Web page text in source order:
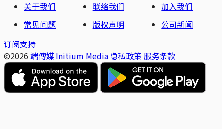
关于我们
联络我们
加入我们
常见问题
版权声明
公司新闻
订阅支持
©2026 端傳媒 Initium Media 隐私政策 服务条款